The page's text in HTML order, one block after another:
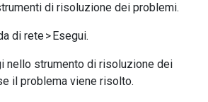
di risoluzione dei problemi.
di rete > Esegui.
nello strumento di risoluzione dei
il problema viene risolto.